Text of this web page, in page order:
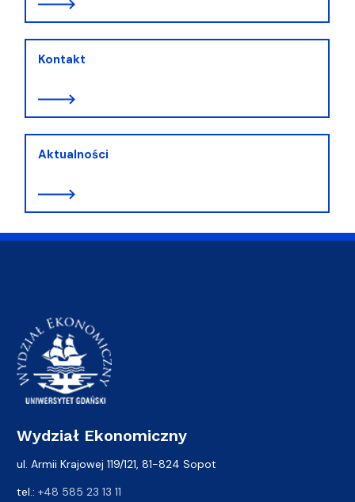
Kontakt
Aktualności
Wydział Ekonomiczny
ul. Armii Krajowej 119/121, 81-824 Sopot
tel.: +48 585 23 13 11